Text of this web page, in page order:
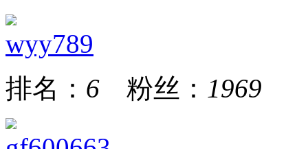
wyy789
排名： 6 粉丝： 1969